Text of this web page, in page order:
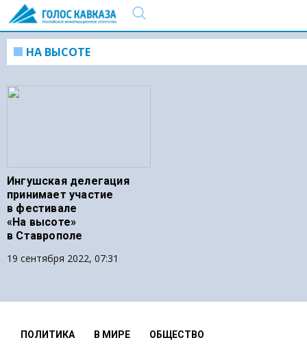
НА ВЫСОТЕ
Ингушская делегация
принимает участие
в фестивале
«На высоте»
в Ставрополе
19 сентября 2022, 07:31
ПОЛИТИКА В МИРЕ ОБЩЕСТВО